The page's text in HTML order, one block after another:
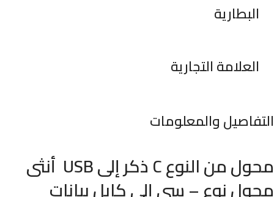
التفاصيل والمعلومات
محول من النوع C ذكر إلى USB أنثى
محول نوع – سي إلى كابل بيانات
البطارية
العلامة التجارية